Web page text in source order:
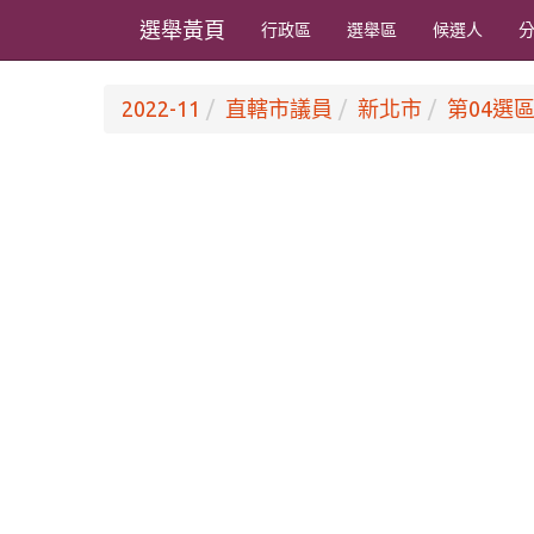
選舉黃頁 行政區 選舉區 候選人
2022-11 直轄市議員 新北市 第04選